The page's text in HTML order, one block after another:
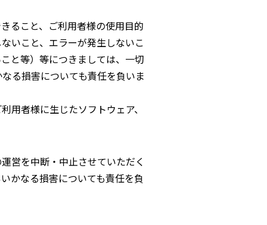
ること、ご利用者様の使用目的
いこと、エラーが発生しないこ
と等）等につきましては、一切
る損害についても責任を負いま
用者様に生じたソフトウェア、
営を中断・中止させていただく
かなる損害についても責任を負